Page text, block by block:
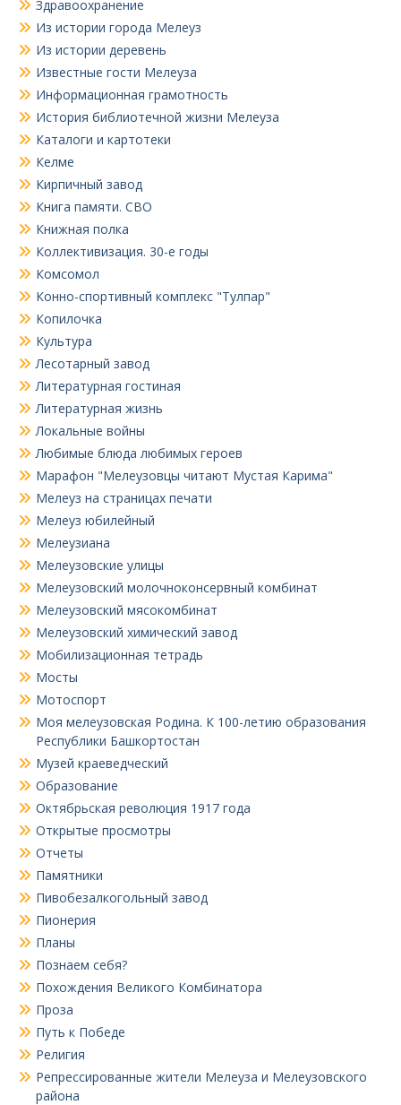
Здравоохранение
Из истории города Мелеуз
Из истории деревень
Известные гости Мелеуза
Информационная грамотность
История библиотечной жизни Мелеуза
Каталоги и картотеки
Келме
Кирпичный завод
Книга памяти. СВО
Книжная полка
Коллективизация. 30-е годы
Комсомол
Конно-спортивный комплекс "Тулпар"
Копилочка
Культура
Лесотарный завод
Литературная гостиная
Литературная жизнь
Локальные войны
Любимые блюда любимых героев
Марафон "Мелеузовцы читают Мустая Карима"
Мелеуз на страницах печати
Мелеуз юбилейный
Мелеузиана
Мелеузовские улицы
Мелеузовский молочноконсервный комбинат
Мелеузовский мясокомбинат
Мелеузовский химический завод
Мобилизационная тетрадь
Мосты
Мотоспорт
Моя мелеузовская Родина. К 100-летию образования
Республики Башкортостан
Музей краеведческий
Образование
Октябрьская революция 1917 года
Открытые просмотры
Отчеты
Памятники
Пивобезалкогольный завод
Пионерия
Планы
Познаем себя?
Похождения Великого Комбинатора
Проза
Путь к Победе
Религия
Репрессированные жители Мелеуза и Мелеузовского
района